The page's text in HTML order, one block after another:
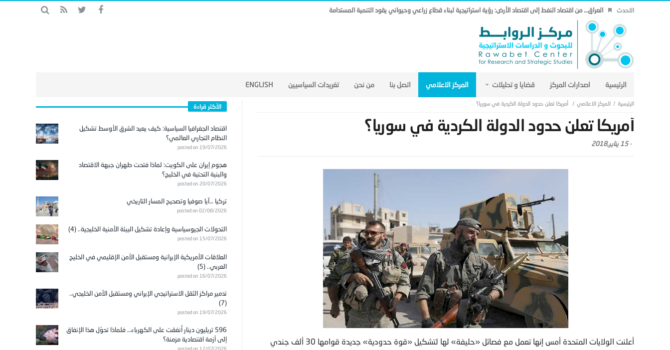
الاحدث العراق… من اقتصاد النفط إلى اقتصاد الأرض: رؤية استراتيجية لبناء قطاع زراعي وحيواني يقود التنمية المستدامة
الرئيسية اصدارات المركز قضايا و تحليلات المركز الاعلامي اتصل بنا من نحن تغريدات السياسيين ENGLISH
المركز الاعلامي أمريكا تعلن حدود الدولة الكردية في سوريا؟
أمريكا تعلن حدود الدولة الكردية في سوريا؟
-15 يناير,2018
أعلنت الولايات المتحدة أمس إنها تعمل مع فصائل «حليفة» لها لتشكيل «قوة حدودية» جديدة قوامها 30 ألف جندي
الأكثر قراءة
اقتصاد الجغرافيا السياسية: كيف يعيد الشرق الأوسط تشكيل
النظام التجاري العالمي؟
posted on 19/07/2026
هجوم إيران على الكويت: لماذا فتحت طهران جبهة الاقتصاد
والبنية التحتية في الخليج؟
posted on 20/07/2026
تركيا …آيا صوفيا وتصحيح المسار التاريخي
posted on 02/08/2026
التحولات الجيوسياسية وإعادة تشكيل البيئة الأمنية الخليجية.. (4)
posted on 15/07/2026
العلاقات الأمريكية الإيرانية ومستقبل الأمن الإقليمي في الخليج
العربي.. (5)
posted on 16/07/2026
تدمير مراكز الثقل الاستراتيجي الإيراني ومستقبل الأمن الخليجي..
(7)
posted on 19/07/2026
596 تريليون دينار أُنفقت على الكهرباء… فلماذا تحوّل هذا الإنفاق
إلى أزمة اقتصادية مزمنة؟
posted on 12/07/2026